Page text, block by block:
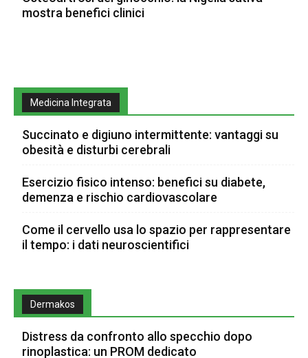
mostra benefici clinici
Medicina Integrata
Succinato e digiuno intermittente: vantaggi su
obesità e disturbi cerebrali
Esercizio fisico intenso: benefici su diabete,
demenza e rischio cardiovascolare
Come il cervello usa lo spazio per rappresentare
il tempo: i dati neuroscientifici
Dermakos
Distress da confronto allo specchio dopo
rinoplastica: un PROM dedicato